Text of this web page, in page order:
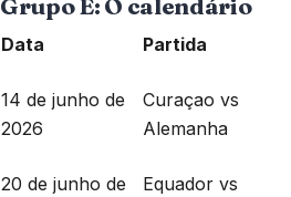
Grupo E: O calendário
Data Partida
14 de junho de
2026
Curaçao vs
Alemanha
20 de junho de
Equador vs